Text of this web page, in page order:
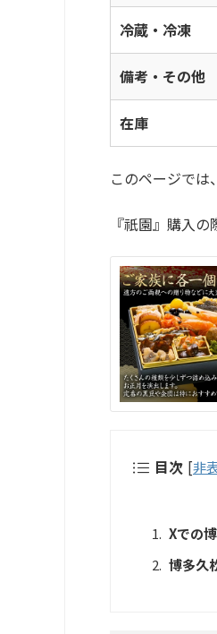
冷蔵・冷凍
備考・その他
在庫
このページでは
『祇園』購入
目次 [非
Xでの
博多久